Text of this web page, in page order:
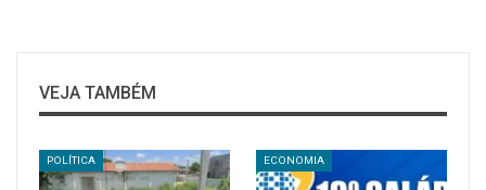
VEJA TAMBÉM
POLÍTICA ECONOMIA